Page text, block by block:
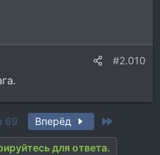
#2.010
69 Вперёд
для ответа.